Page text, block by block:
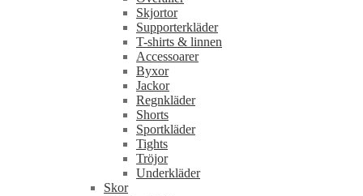
Skjortor
Supporterkläder
T-shirts & linnen
Accessoarer
Byxor
Jackor
Regnkläder
Shorts
Sportkläder
Tights
Tröjor
Underkläder
Skor